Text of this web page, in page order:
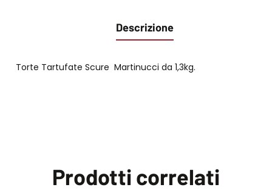
Descrizione
Torte Tartufate Scure Martinucci da 1,3kg.
Prodotti correlati